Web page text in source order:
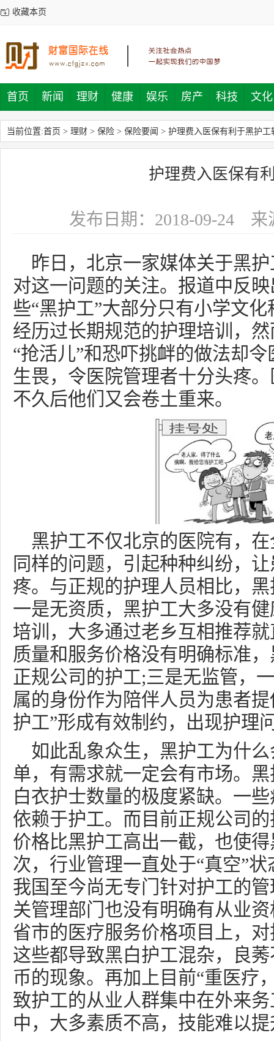
收藏本页
首页 新闻 理财 健康 娱乐 房产 科技 文化
当前位置:首页 > 理财 > 保险 > 保险要闻 > 护理费入医保有利于黑护工
护理费入医保有
发布日期：2018-09-24 来
昨日，北京一家媒体关于黑
对这一问题的关注。报道中反
些“黑护工”大部分只有小学文
经历过长期规范的护理培训，
“抢活儿”和恐吓挑衅的做法却
生畏，令医院管理者十分头疼
不久后他们又会卷土重来。
黑护工不仅北京的医院有，
同样的问题，引起种种纠纷，
疼。与正规的护理人员相比，
一是无资质，黑护工大多没有
培训，大多通过老乡互相推荐
质量和服务价格没有明确标准
正规公司的护工;三是无监管，
属的身份作为陪伴人员为患者
护工”形成有效制约，出现护理
如此乱象众生，黑护工为什
单，有需求就一定会有市场。
白衣护士数量的极度紧缺。一
依赖于护工。而目前正规公司
价格比黑护工高出一截，也使
次，行业管理一直处于“真空”
我国至今尚无专门针对护工的
关管理部门也没有明确有从业
省市的医疗服务价格项目上，
这些都导致黑白护工混杂，良
币的现象。再加上目前“重医疗
致护工的从业人群集中在外来
中，大多素质不高，技能难以